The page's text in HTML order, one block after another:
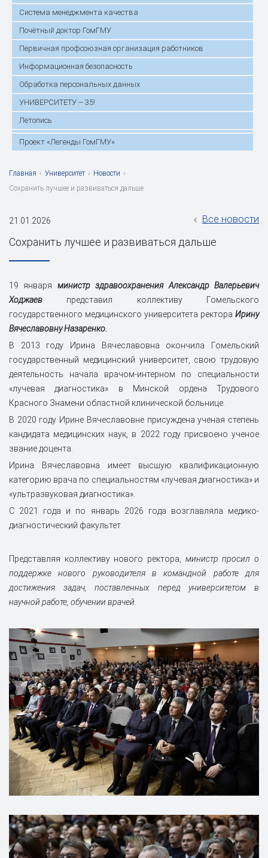
Система менеджмента качества
Почётный доктор ГомГМУ
Первичная профсоюзная организация работников
Информационная безопасность
Обработка персональных данных
УНИВЕРСИТЕТУ – 35!
Летопись
Проект «Легенды ГомГМУ»
Главная › Университет › Новости ›
Сохранить лучшее и развиваться дальше
21.01.2026 Все новости
Сохранить лучшее и развиваться дальше
19 января министр здравоохранения Александр Валерьевич
Ходжаев представил коллективу Гомельского
государственного медицинского университета ректора Ирину
Вячеславовну Назаренко.
В 2013 году Ирина Вячеславовна окончила Гомельский
государственный медицинский университет, свою трудовую
деятельность начала врачом-интерном по специальности
«лучевая диагностика» в Минской ордена Трудового
Красного Знамени областной клинической больнице.
В 2020 году Ирине Вячеславовне присуждена ученая степень
кандидата медицинских наук, в 2022 году присвоено ученое
звание доцента.
Ирина Вячеславовна имеет высшую квалификационную
категорию врача по специальностям «лучевая диагностика» и
«ультразвуковая диагностика».
С 2021 года и по январь 2026 года возглавляла медико-
диагностический факультет.
Представляя коллективу нового ректора, министр просил о
поддержке нового руководителя в командной работе для
достижения задач, поставленных перед университетом в
научной работе, обучении врачей.